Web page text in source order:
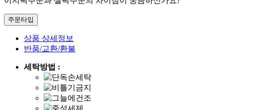
주문타입
상품 상세정보
반품/교환/환불
세탁방법 :